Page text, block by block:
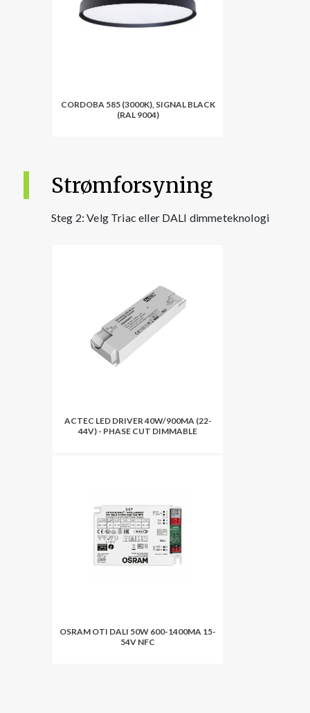
CORDOBA 585 (3000K), SIGNAL BLACK
(RAL 9004)
Strømforsyning
Steg 2: Velg Triac eller DALI dimmeteknologi
ACTEC LED DRIVER 40W/900MA (22-
44V) - PHASE CUT DIMMABLE
OSRAM OTI DALI 50W 600-1400MA 15-
54V NFC